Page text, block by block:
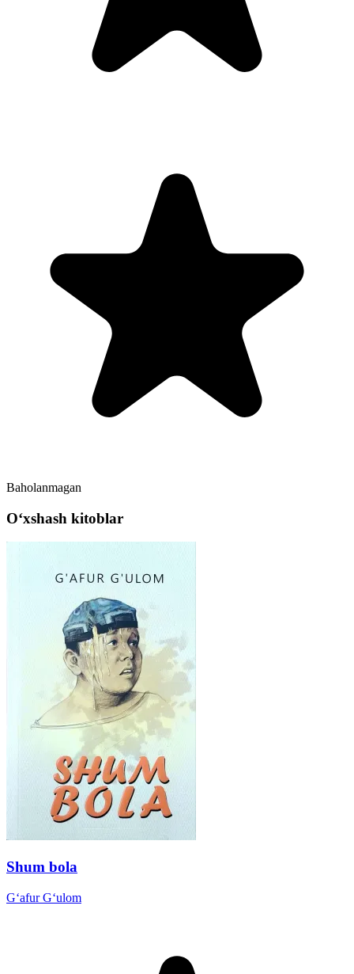
Baholanmagan
Oʻxshash kitoblar
Shum bola
G‘afur G‘ulom